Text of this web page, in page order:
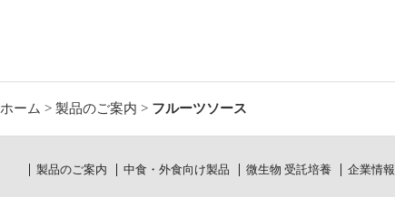
ホーム > 製品のご案内 > フルーツソース
製品のご案内 中食・外食向け製品 微生物 受託培養 企業情報